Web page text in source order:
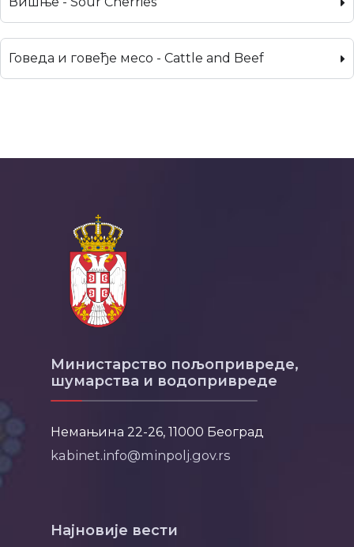
Говеда и говеђе месо - Cattle and Beef
Министарство пољопривреде,
шумарства и водопривреде
Немањина 22-26, 11000 Београд
kabinet.info@minpolj.gov.rs
Најновије вести